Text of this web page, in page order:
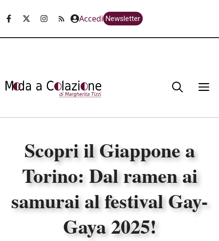
Accedi Newsletter
Scopri il Giappone a
Torino: Dal ramen ai
samurai al festival Gay-
Gaya 2025!